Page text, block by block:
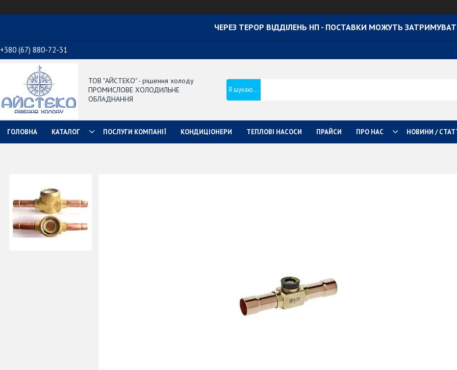
ЧЕРЕЗ ТЕРОР ВІДДІЛЕНЬ НП - ПОСТАВКИ МОЖУТЬ
+380 (67) 880-72-31
ТОВ "АЙСТЕКО" - рішення холоду
ПРОМИСЛОВЕ ХОЛОДИЛЬНЕ
ОБЛАДНАННЯ
ГОЛОВНА КАТАЛОГ ПОСЛУГИ КОМПАНІЇ КОНДИЦІОНЕРИ ТЕПЛОВІ НАСОСИ ПРАЙСИ ПРО НАС НОВИНИ /